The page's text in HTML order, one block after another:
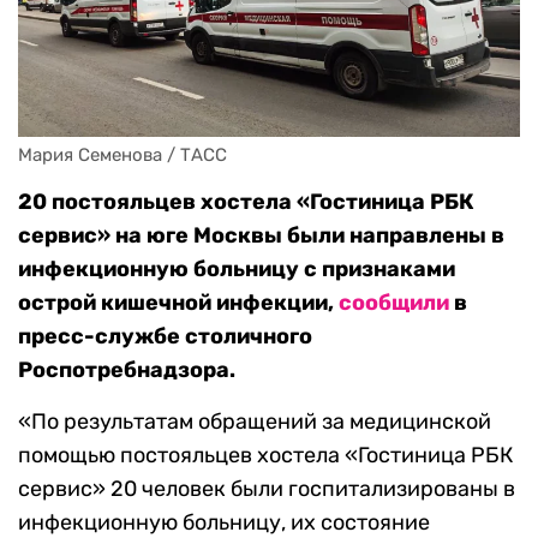
Мария Семенова / ТАСС
20 постояльцев хостела «Гостиница РБК
сервис» на юге Москвы были направлены в
инфекционную больницу с признаками
острой кишечной инфекции,сообщили в
пресс-службе столичного
Роспотребнадзора.
«По результатам обращений за медицинской
помощью постояльцев хостела «Гостиница РБК
сервис» 20 человек были госпитализированы в
инфекционную больницу, их состояние